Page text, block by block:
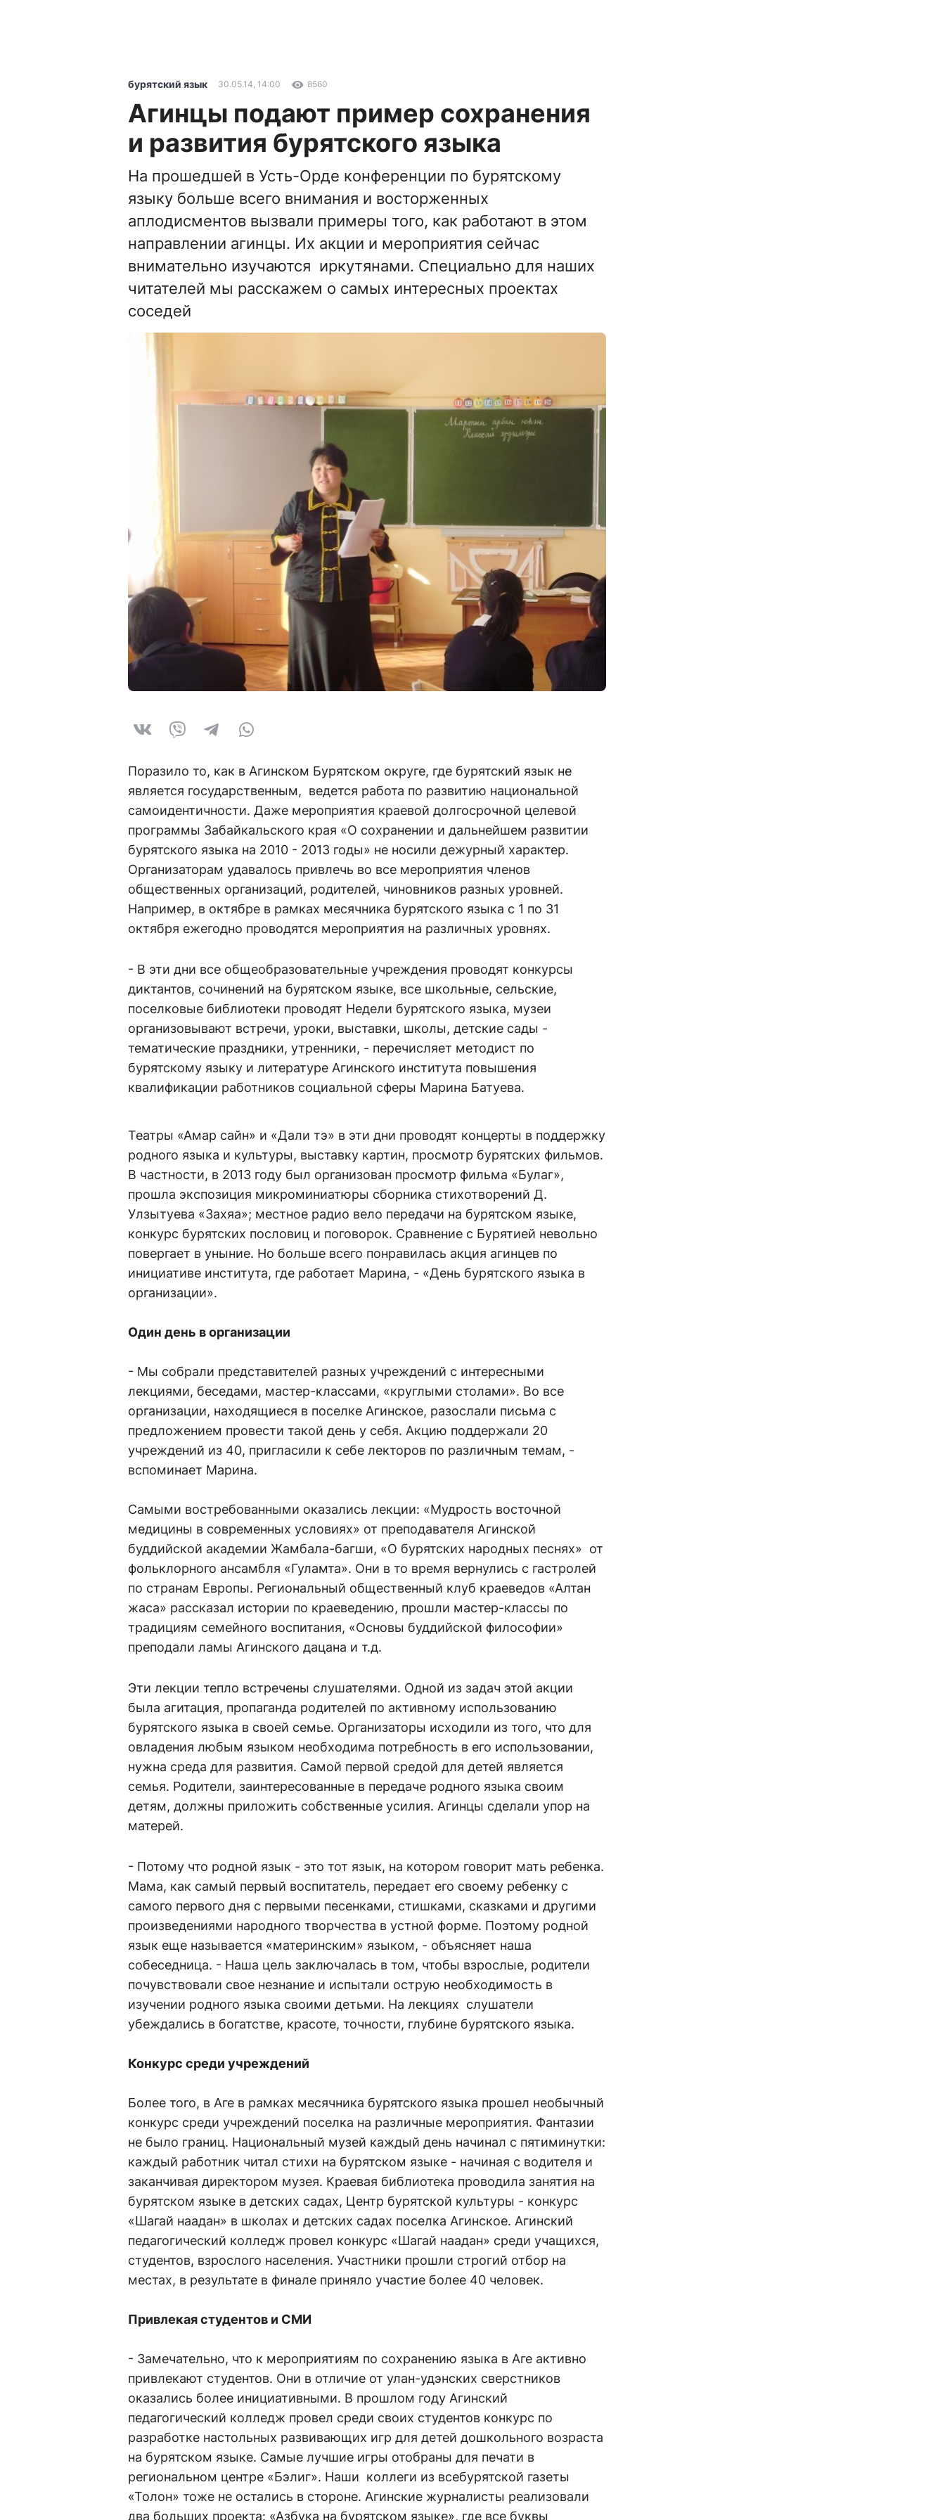
бурятский язык 30.05.14, 14:00 8560
Агинцы подают пример сохранения
и развития бурятского языка
На прошедшей в Усть-Орде конференции по бурятскому
языку больше всего внимания и восторженных
аплодисментов вызвали примеры того, как работают в этом
направлении агинцы. Их акции и мероприятия сейчас
внимательно изучаются иркутянами. Специально для наших
читателей мы расскажем о самых интересных проектах
соседей
Поразило то, как в Агинском Бурятском округе, где бурятский язык не
является государственным, ведется работа по развитию национальной
самоидентичности. Даже мероприятия краевой долгосрочной целевой
программы Забайкальского края «О сохранении и дальнейшем развитии
бурятского языка на 2010 - 2013 годы» не носили дежурный характер.
Организаторам удавалось привлечь во все мероприятия членов
общественных организаций, родителей, чиновников разных уровней.
Например, в октябре в рамках месячника бурятского языка с 1 по 31
октября ежегодно проводятся мероприятия на различных уровнях.
- В эти дни все общеобразовательные учреждения проводят конкурсы
диктантов, сочинений на бурятском языке, все школьные, сельские,
поселковые библиотеки проводят Недели бурятского языка, музеи
организовывают встречи, уроки, выставки, школы, детские сады -
тематические праздники, утренники, - перечисляет методист по
бурятскому языку и литературе Агинского института повышения
квалификации работников социальной сферы Марина Батуева.
Театры «Амар сайн» и «Дали тэ» в эти дни проводят концерты в поддержку
родного языка и культуры, выставку картин, просмотр бурятских фильмов.
В частности, в 2013 году был организован просмотр фильма «Булаг»,
прошла экспозиция микроминиатюры сборника стихотворений Д.
Улзытуева «Захяа»; местное радио вело передачи на бурятском языке,
конкурс бурятских пословиц и поговорок. Сравнение с Бурятией невольно
повергает в уныние. Но больше всего понравилась акция агинцев по
инициативе института, где работает Марина, - «День бурятского языка в
организации».
Один день в организации
- Мы собрали представителей разных учреждений с интересными
лекциями, беседами, мастер-классами, «круглыми столами». Во все
организации, находящиеся в поселке Агинское, разослали письма с
предложением провести такой день у себя. Акцию поддержали 20
учреждений из 40, пригласили к себе лекторов по различным темам, -
вспоминает Марина.
Самыми востребованными оказались лекции: «Мудрость восточной
медицины в современных условиях» от преподавателя Агинской
буддийской академии Жамбала-багши, «О бурятских народных песнях» от
фольклорного ансамбля «Гуламта». Они в то время вернулись с гастролей
по странам Европы. Региональный общественный клуб краеведов «Алтан
жаса» рассказал истории по краеведению, прошли мастер-классы по
традициям семейного воспитания, «Основы буддийской философии»
преподали ламы Агинского дацана и т.д.
Эти лекции тепло встречены слушателями. Одной из задач этой акции
была агитация, пропаганда родителей по активному использованию
бурятского языка в своей семье. Организаторы исходили из того, что для
овладения любым языком необходима потребность в его использовании,
нужна среда для развития. Самой первой средой для детей является
семья. Родители, заинтересованные в передаче родного языка своим
детям, должны приложить собственные усилия. Агинцы сделали упор на
матерей.
- Потому что родной язык - это тот язык, на котором говорит мать ребенка.
Мама, как самый первый воспитатель, передает его своему ребенку с
самого первого дня с первыми песенками, стишками, сказками и другими
произведениями народного творчества в устной форме. Поэтому родной
язык еще называется «материнским» языком, - объясняет наша
собеседница. - Наша цель заключалась в том, чтобы взрослые, родители
почувствовали свое незнание и испытали острую необходимость в
изучении родного языка своими детьми. На лекциях слушатели
убеждались в богатстве, красоте, точности, глубине бурятского языка.
Конкурс среди учреждений
Более того, в Аге в рамках месячника бурятского языка прошел необычный
конкурс среди учреждений поселка на различные мероприятия. Фантазии
не было границ. Национальный музей каждый день начинал с пятиминутки:
каждый работник читал стихи на бурятском языке - начиная с водителя и
заканчивая директором музея. Краевая библиотека проводила занятия на
бурятском языке в детских садах, Центр бурятской культуры - конкурс
«Шагай наадан» в школах и детских садах поселка Агинское. Агинский
педагогический колледж провел конкурс «Шагай наадан» среди учащихся,
студентов, взрослого населения. Участники прошли строгий отбор на
местах, в результате в финале приняло участие более 40 человек.
Привлекая студентов и СМИ
- Замечательно, что к мероприятиям по сохранению языка в Аге активно
привлекают студентов. Они в отличие от улан-удэнских сверстников
оказались более инициативными. В прошлом году Агинский
педагогический колледж провел среди своих студентов конкурс по
разработке настольных развивающих игр для детей дошкольного возраста
на бурятском языке. Самые лучшие игры отобраны для печати в
региональном центре «Бэлиг». Наши коллеги из всебурятской газеты
«Толон» тоже не остались в стороне. Агинские журналисты реализовали
два больших проекта: «Азбука на бурятском языке», где все буквы